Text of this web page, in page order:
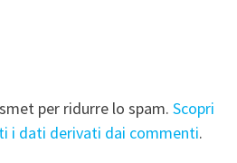
per ridurre lo spam. Scopri
i dati derivati dai commenti.